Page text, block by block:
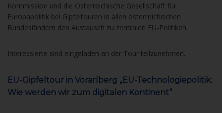
Kommission und die Österreichische Gesellschaft für
Europapolitik bei Gipfeltouren in allen österreichischen
Bundesländern den Austausch zu zentralen EU-Politiken.
Interessierte sind eingeladen an der Tour teilzunehmen.
EU-Gipfeltour in Vorarlberg „EU-Technologiepolitik:
Wie werden wir zum digitalen Kontinent“